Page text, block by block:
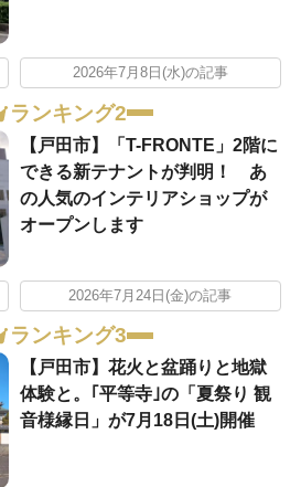
2026年7月8日(水)の記事
ランキング2
【戸田市】「T-FRONTE」2階に
できる新テナントが判明！ あ
の人気のインテリアショップが
オープンします
2026年7月24日(金)の記事
ランキング3
【戸田市】花火と盆踊りと地獄
体験と。｢平等寺｣の「夏祭り 観
音様縁日」が7月18日(土)開催